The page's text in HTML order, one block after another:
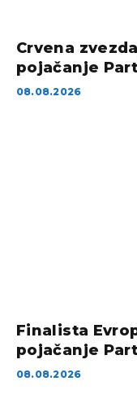
Crvena
pojačanje
08.08.2026
Finalista
pojačanje
08.08.2026